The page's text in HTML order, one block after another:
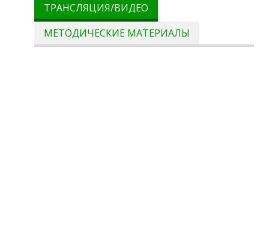
ТРАНСЛЯЦИЯ/ВИДЕО
МЕТОДИЧЕСКИЕ МАТЕРИАЛЫ